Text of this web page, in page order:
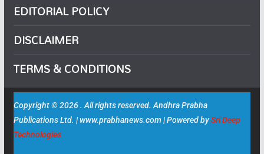
EDITORIAL POLICY
DISCLAIMER
TERMS & CONDITIONS
Copyright © 2026 . All rights reserved. Andhra Prabha
Publications Ltd. | www.prabhanews.com | Powered bySri Deep
Technologies